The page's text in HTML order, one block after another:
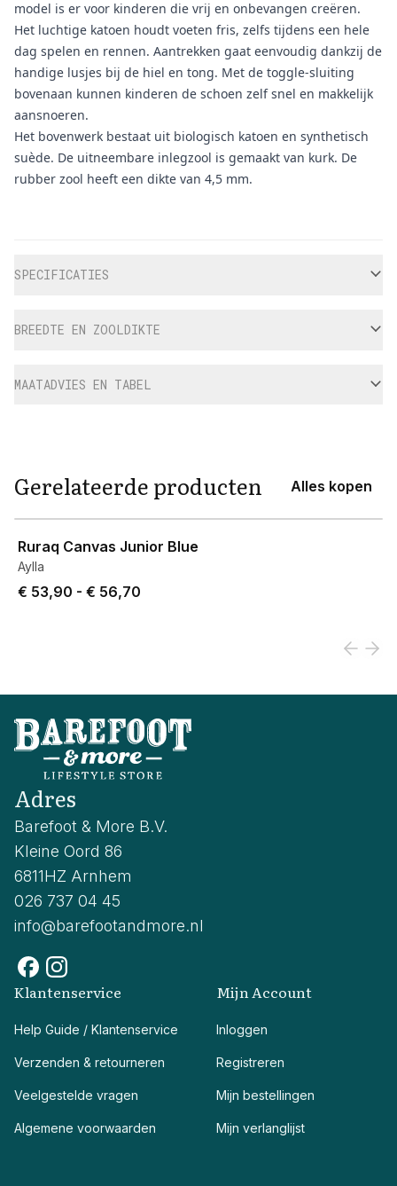
model is er voor kinderen die vrij en onbevangen creëren.
Het luchtige katoen houdt voeten fris, zelfs tijdens een hele
dag spelen en rennen. Aantrekken gaat eenvoudig dankzij de
handige lusjes bij de hiel en tong. Met de toggle-sluiting
bovenaan kunnen kinderen de schoen zelf snel en makkelijk
aansnoeren.
Het bovenwerk bestaat uit biologisch katoen en synthetisch
suède. De uitneembare inlegzool is gemaakt van kurk. De
rubber zool heeft een dikte van 4,5 mm.
SPECIFICATIES
BREEDTE EN ZOOLDIKTE
MAATADVIES EN TABEL
Gerelateerde producten Alles kopen
Ruraq Canvas Junior Blue
Aylla
Price from € 53,90 to € 56,70.
€ 53,90 - € 56,70
Adres
Barefoot & More B.V.
Kleine Oord 86
6811HZ Arnhem
026 737 04 45
info@barefootandmore.nl
Klantenservice
Help Guide / Klantenservice
Verzenden & retourneren
Veelgestelde vragen
Algemene voorwaarden
Mijn Account
Inloggen
Registreren
Mijn bestellingen
Mijn verlanglijst